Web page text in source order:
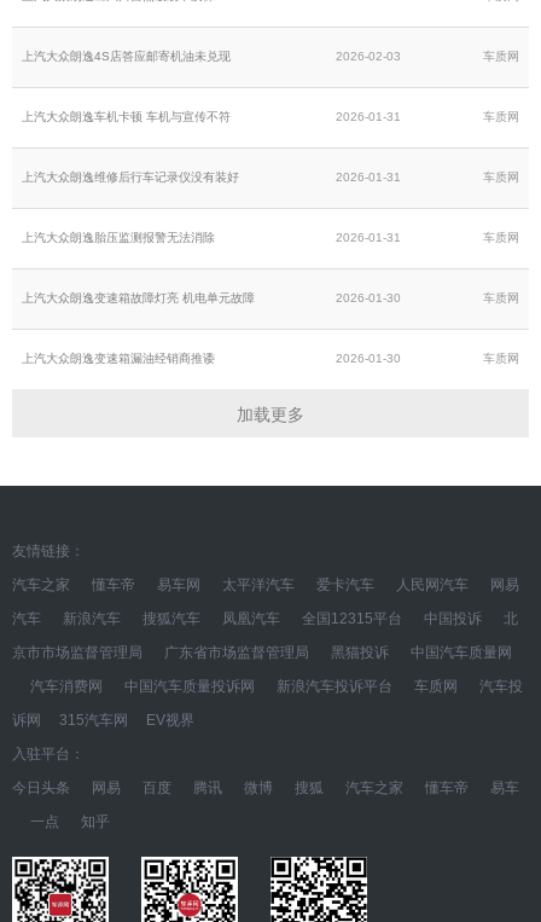
上汽大众朗逸4S店答应邮寄机油未兑现 2026-02-03 车质网
上汽大众朗逸车机卡顿 车机与宣传不符 2026-01-31 车质网
上汽大众朗逸维修后行车记录仪没有装好 2026-01-31 车质网
上汽大众朗逸胎压监测报警无法消除 2026-01-31 车质网
上汽大众朗逸变速箱故障灯亮 机电单元故障 2026-01-30 车质网
上汽大众朗逸变速箱漏油经销商推诿 2026-01-30 车质网
加载更多
友情链接：
汽车之家
懂车帝 易车网 太平洋汽车 爱卡汽车 人民网汽车
网易
汽车
新浪汽车 搜狐汽车 凤凰汽车 全国12315平台 中国投诉
北
京市市场监督管理局
广东省市场监督管理局 黑猫投诉
中国汽车质量网
汽车消费网
中国汽车质量投诉网 新浪汽车投诉平台 车质网
汽车投
诉网
315汽车网
EV视界
入驻平台：
今日头条
网易 百度 腾讯 微博 搜狐 汽车之家 懂车帝
易车
一点
知乎